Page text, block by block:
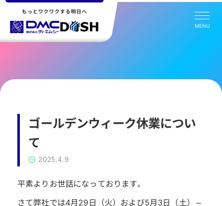
もっとワクワクする明日へ
MENU
ゴールデンウィーク休業につい
て
2025.4.9
平素よりお世話になっております。
さて弊社では4月29日（火）および5月3日（土）～